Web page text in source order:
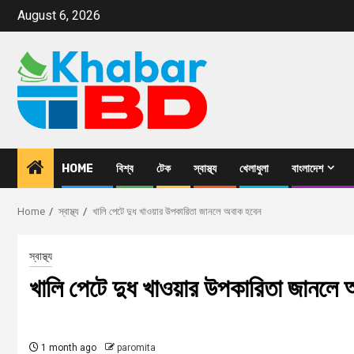
August 6, 2026
HOME বিশ্ব টেক স্বাস্থ্য খেলাধুলা বাংলাদেশ
Home স্বাস্থ্য খালি পেটে দুধ খাওয়ার উপকারিতা জানলে অবাক হবেন
স্বাস্থ্য
খালি পেটে দুধ খাওয়ার উপকারিতা জানলে
1 month ago paromita